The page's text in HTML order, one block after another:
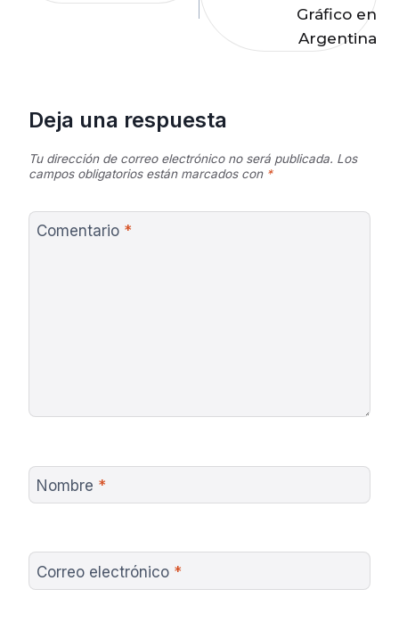
Gráfico en
Argentina
Deja una respuesta
Tu dirección de correo electrónico no será publicada. Los
campos obligatorios están marcados con *
Comentario *
Nombre *
Correo electrónico *